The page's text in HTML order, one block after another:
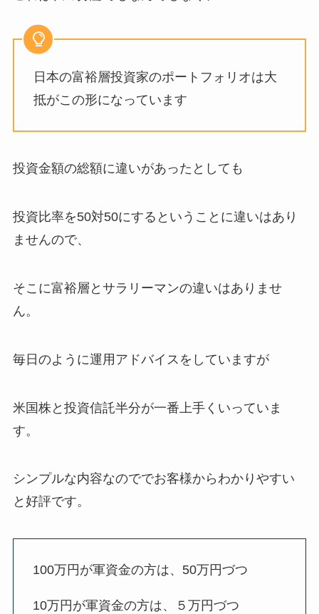
日本の富裕層投資家のポートフォリオは大
抵がこの形になっています
投資金額の総額に違いがあったとしても
投資比率を50対50にするということに違いはあり
ませんので、
そこに富裕層とサラリーマンの違いはありませ
ん。
毎日のように運用アドバイスをしていますが
米国株と投資信託半分が一番上手くいっていま
す。
シンプルな内容なのででお客様からわかりやすい
と好評です。
100万円が軍資金の方は、50万円づつ
10万円が軍資金の方は、５万円づつ